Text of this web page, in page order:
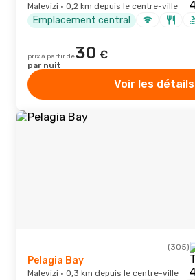
Malevizi · 0,2 km depuis le centre-ville
Emplacement central
prix à partir de30 €
par nuit
Voir les détails
(305)
Pelagia Bay
Malevizi · 0,3 km depuis le centre-ville